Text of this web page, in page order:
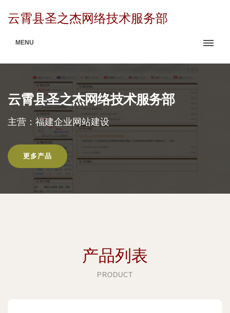
云霄县圣之杰网络技术服务部
MENU
云霄县圣之杰网络技术服务部
主营：福建企业网站建设
更多产品
产品列表
PRODUCT